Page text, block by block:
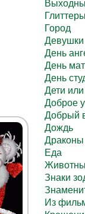
Глиттеры
Город
Девушки
День
День
День
Дети или
Доброе
Добрый
Дождь
Драконы
Еда
Знаки
Из